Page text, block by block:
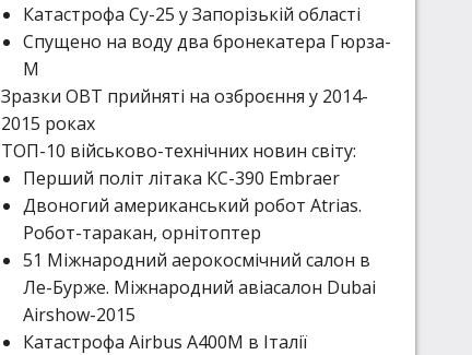
Катастрофа Су-25 у Запорізькій області
Спущено на воду два бронекатера Гюрза-
М
Зразки ОВТ прийняті на озброєння у 2014-
2015 роках
ТОП-10 військово-технічних новин світу:
Перший політ літака КС-390 Embraer
Двоногий американський робот Atrias.
Робот-таракан, орнітоптер
51 Міжнародний аерокосмічний салон в
Ле-Бурже. Міжнародний авіасалон Dubai
Airshow-2015
Катастрофа Airbus A400M в Італії